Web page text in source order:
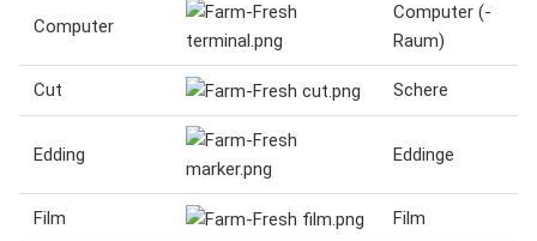
Computer
Computer (-
Raum)
Cut Schere
Edding Eddinge
Film Film